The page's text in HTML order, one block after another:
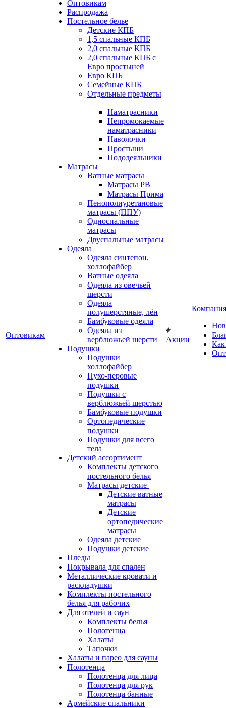
Оптовикам
Оптовикам
Распродажа
Постельное белье
Детские КПБ
1,5 спальные КПБ
2,0 спальные КПБ
2,0 спальные КПБ с
Евро простыней
Евро КПБ
Семейные КПБ
Отдельные предметы
Наматрасники
Непромокаемые
наматрасники
Наволочки
Простыни
Пододеяльники
Матрасы
Ватные матрасы
Матрасы РВ
Матрасы Прима
Пенополиуретановые
матрасы (ППУ)
Односпальные
матрасы
Двуспальные матрасы
Одеяла
Одеяла синтепон,
холлофайбер
Ватные одеяла
Одеяла из овечьей
шерсти
Одеяла
полушерстяные, лён
Бамбуковые одеяла
Одеяла из
верблюжьей шерсти
Подушки
Подушки
холлофайбер
Пухо-перовые
подушки
Подушки с
верблюжьей шерстью
Бамбуковые подушки
Ортопедические
подушки
Подушки для всего
тела
Детский ассортимент
Комплекты детского
постельного белья
Матрасы детские
Детские ватные
матрасы
Детские
ортопедические
матрасы
Одеяла детские
Подушки детские
Пледы
Покрывала для спален
Металлические кровати и
раскладушки
Комплекты постельного
белья для рабочих
Для отелей и саун
Комплекты белья
Полотенца
Халаты
Тапочки
Халаты и парео для сауны
Полотенца
Полотенца для лица
Полотенца для рук
Полотенца банные
Армейские спальники
Акции
Компания
Как